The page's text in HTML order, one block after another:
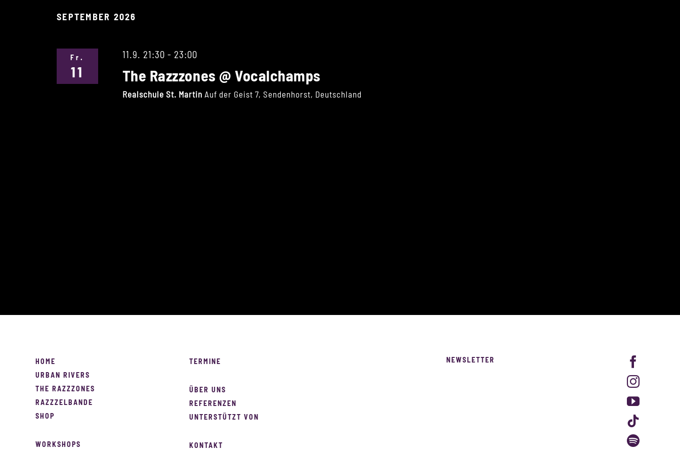
SEPTEMBER 2026
Fr.
11
11.9. 21:30 - 23:00
The Razzzones @ Vocalchamps
Realschule St. Martin Auf der Geist 7, Sendenhorst, Deutschland
HOME
URBAN RIVERS
THE RAZZZONES
RAZZZELBANDE
SHOP
WORKSHOPS
TERMINE
ÜBER UNS
REFERENZEN
UNTERSTÜTZT VON
KONTAKT
NEWSLETTER